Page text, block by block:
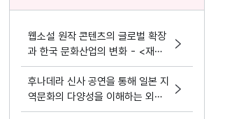
웹소설 원작 콘텐츠의 글로벌 확장
과 한국 문화산업의 변화 - <재혼
황후> 실사화 드라마
후나데라 신사 공연을 통해 일본 지
역문화의 다양성을 이해하는 외국
인 유학생들